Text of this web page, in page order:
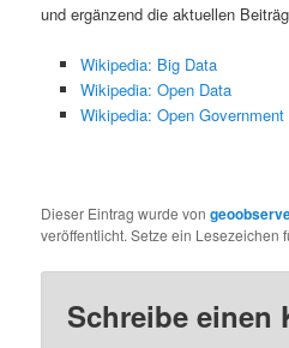
und ergänzend die aktuellen
Wikipedia: Big Data
Wikipedia: Open Data
Wikipedia: Open Government
Dieser Eintrag wurde von
veröffentlicht. Setze ein Lesezeichen
Schreibe einen